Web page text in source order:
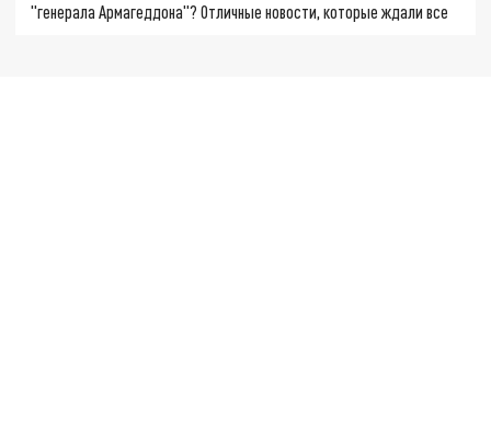
"генерала Армагеддона"? Отличные новости, которые ждали все